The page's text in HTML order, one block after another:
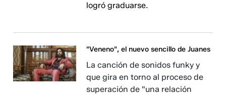
logró graduarse.
"Veneno", el nuevo sencillo de Juanes
La canción de sonidos funky y
que gira en torno al proceso de
superación de "una relación